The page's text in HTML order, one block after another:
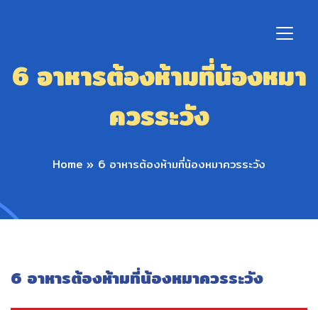
6 อาหารต้องห้ามที่น้องหมา
ควรระวัง
Home » 6 อาหารต้องห้ามที่น้องหมาควรระวัง
6 อาหารต้องห้ามที่น้องหมาควรระวัง